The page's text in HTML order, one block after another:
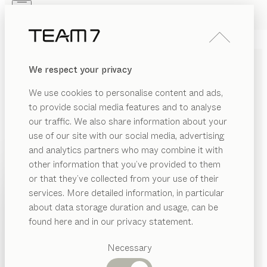
We respect your privacy
We use cookies to personalise content and ads,
to provide social media features and to analyse
our traffic. We also share information about your
use of our site with our social media, advertising
and analytics partners who may combine it with
other information that you’ve provided to them
or that they’ve collected from your use of their
services. More detailed information, in particular
about data storage duration and usage, can be
found here and in our privacy statement.
Necessary
PRODUITS
INSPIRATION
REVENDEUR
Catégories
suggérées
PRODUITS
INSPIRATION
QUI SOMMES-NOUS
REVENDEUR
CUISINEpur
chêne huile blanche, verre coloré gris graphite mat
Sebastian Desch
Dans la cuisine pur, l’élégance minimaliste côtoie le bois
chaleureux pour créer un environnement fascinant qui
répond aux exigences les plus sévères en termes de
design et de fonctionnalité. Sa poignée creux subtile
reflète les lignes d’une cuisine claire, simple et puriste.
TROUVER UN REVENDEUR
ESSENCES DE BOIS